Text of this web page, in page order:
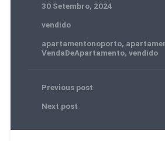
30 Setembro, 2024
vendido
apartamentonoporto,
VendaDeApartamento, vendido
Previous post
Next post